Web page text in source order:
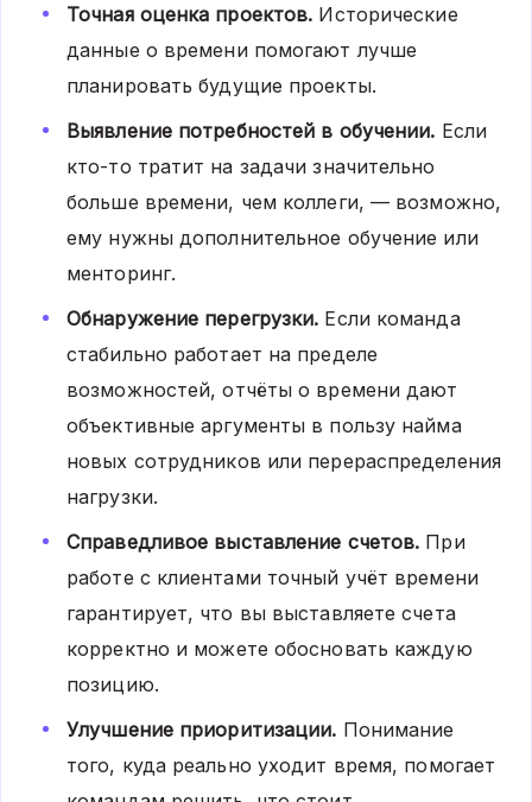
Точная оценка проектов. Исторические
данные о времени помогают лучше
планировать будущие проекты.
Выявление потребностей в обучении. Если
кто-то тратит на задачи значительно
больше времени, чем коллеги, — возможно,
ему нужны дополнительное обучение или
менторинг.
Обнаружение перегрузки. Если команда
стабильно работает на пределе
возможностей, отчёты о времени дают
объективные аргументы в пользу найма
новых сотрудников или перераспределения
нагрузки.
Справедливое выставление счетов. При
работе с клиентами точный учёт времени
гарантирует, что вы выставляете счета
корректно и можете обосновать каждую
позицию.
Улучшение приоритизации. Понимание
того, куда реально уходит время, помогает